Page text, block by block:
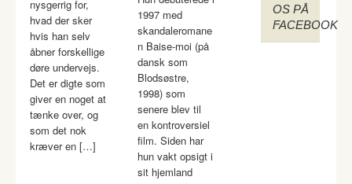
nysgerrig for,
hvad der sker
hvis han selv
åbner forskellige
døre undervejs.
Det er digte som
giver en noget at
tænke over, og
som det nok
kræver en […]
1997 med
skandaleromane
n Baise-moi (på
dansk som
Blodsøstre,
1998) som
senere blev til
en kontroversiel
film. Siden har
hun vakt opsigt i
sit hjemland
OS PÅ
FACEBOOK